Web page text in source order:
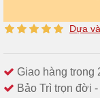
Giao hàng trong
Bảo Trì trọn đời
Dựa